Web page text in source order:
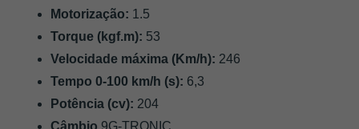
Motorização: 1.5
Torque (kgf.m): 53
Velocidade máxima (Km/h): 246
Tempo 0-100 km/h (s): 6,3
Potência (cv): 204